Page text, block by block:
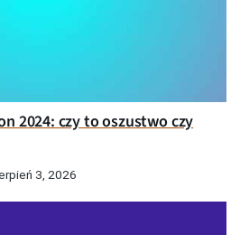
2024: czy to oszustwo czy
3, 2026